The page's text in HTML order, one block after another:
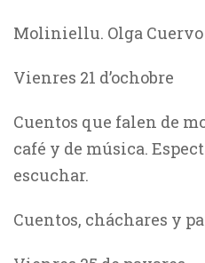
Moliniellu. Olga Cuervo
Vienres 21 d’ochobre
Cuentos que falen de
café y de música.
escuchar.
Cuentos, cháchares y